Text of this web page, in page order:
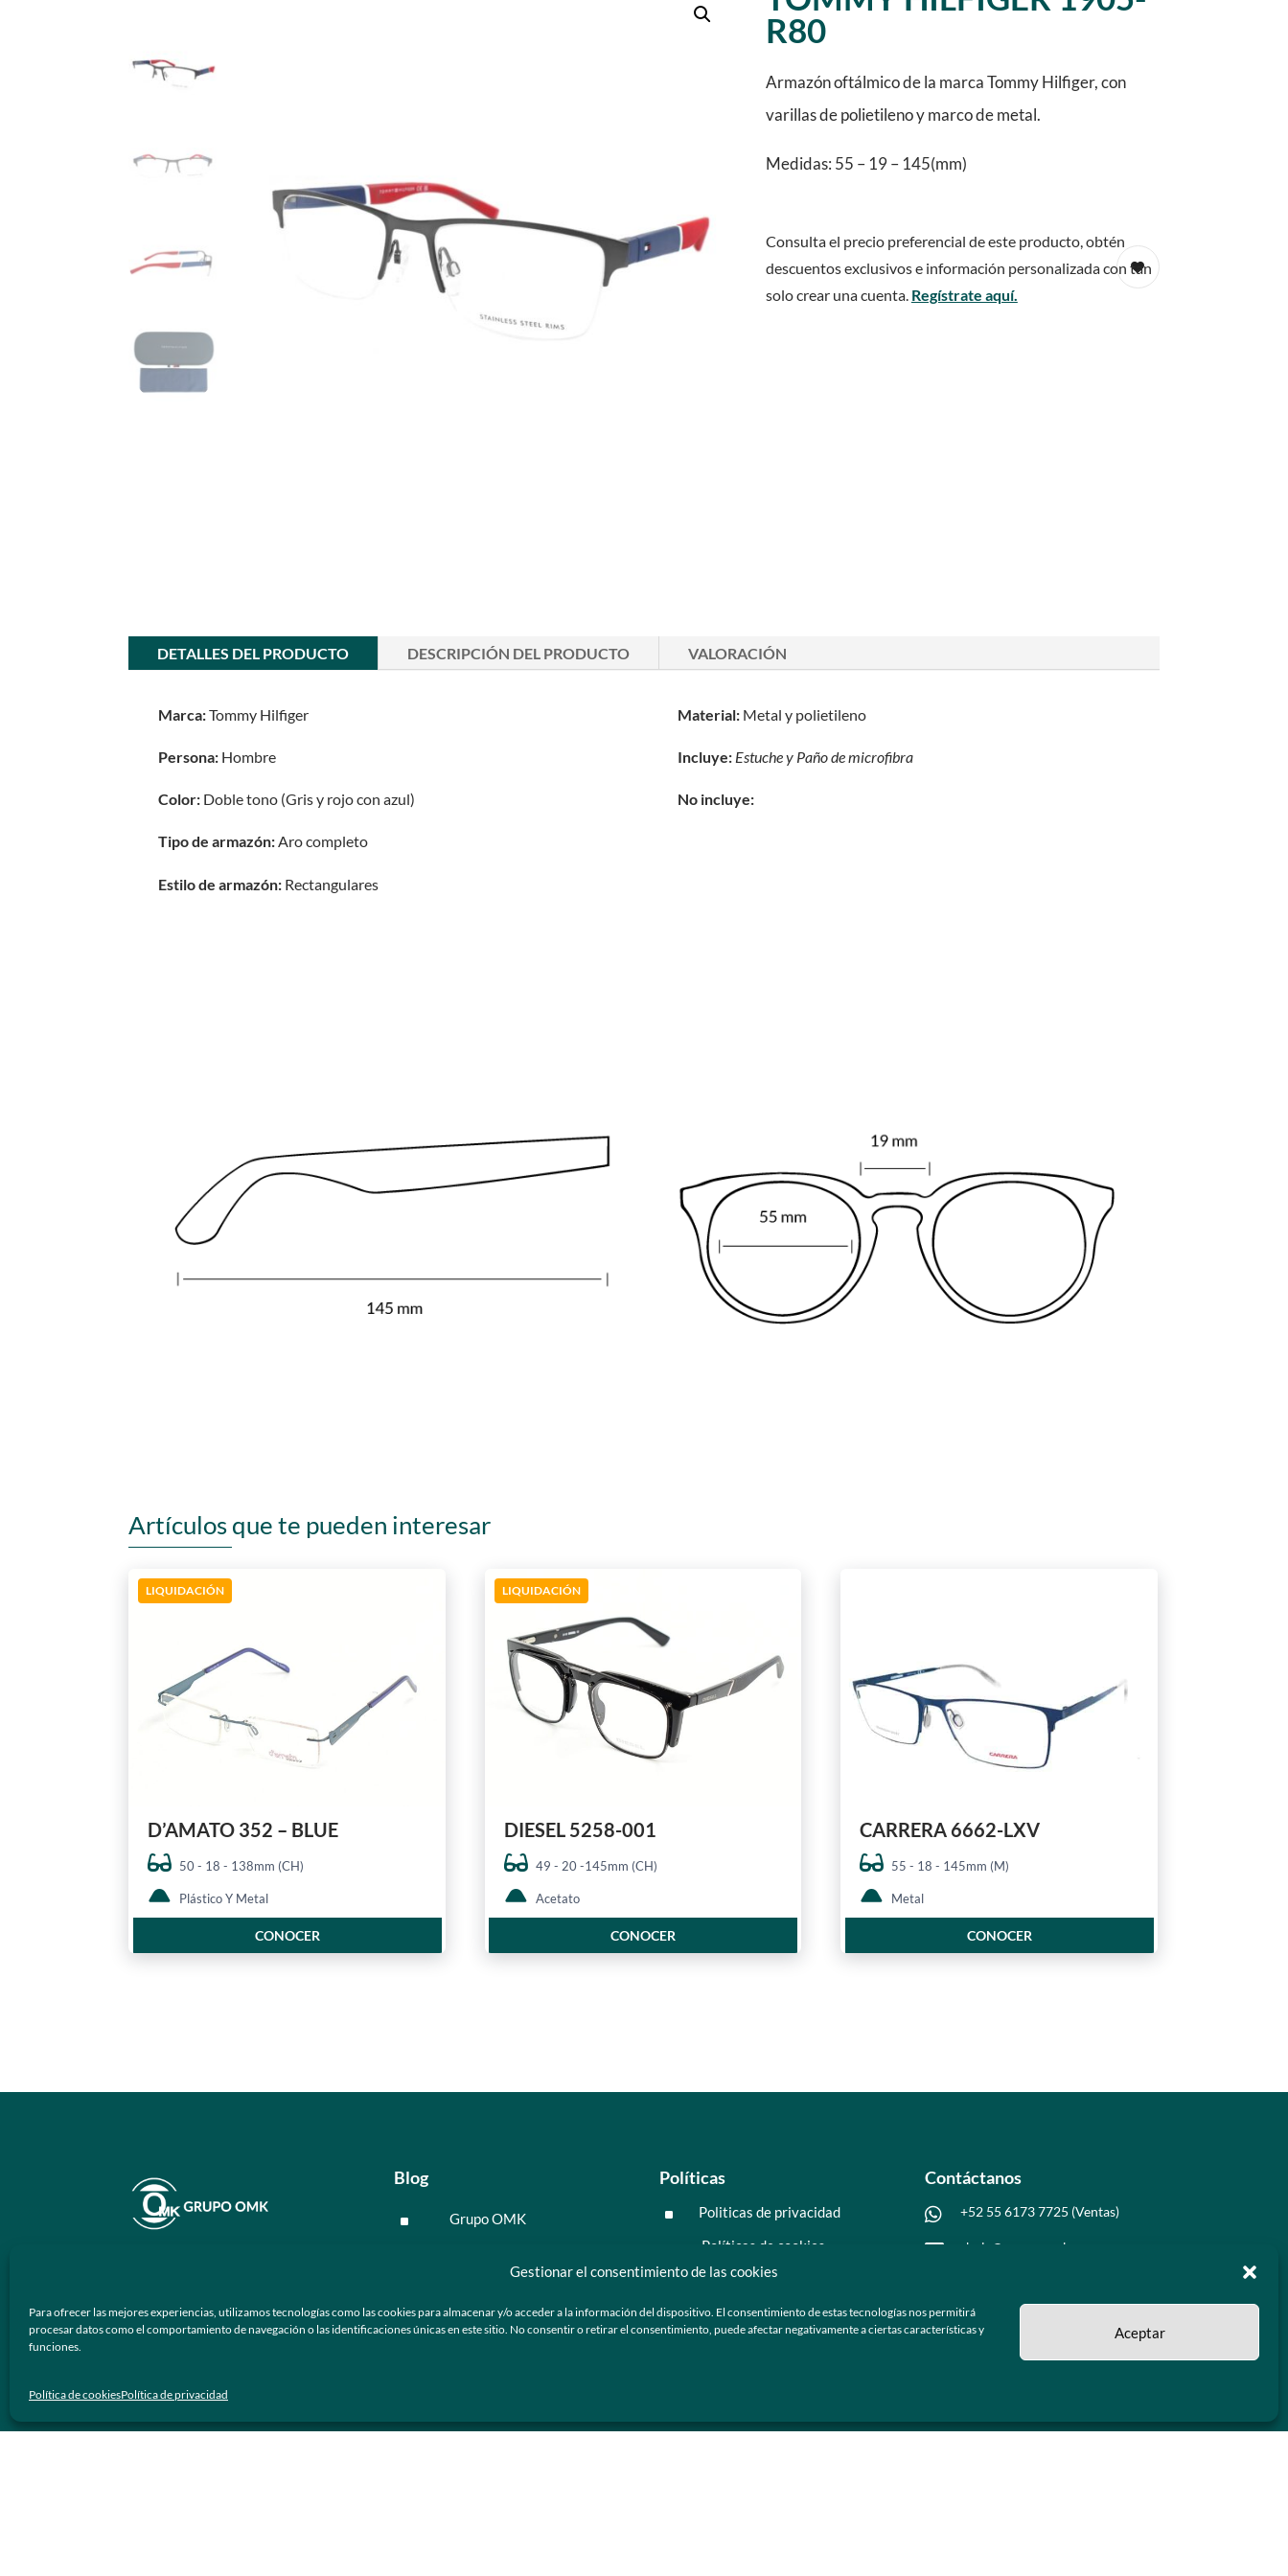
Gestionar el consentimiento de las cookies
Para ofrecer las mejores experiencias, utilizamos tecnologías como las cookies para almacenar y/o acceder a la información del dispositivo. El consentimiento de estas tecnologías nos permitirá
procesar datos como el comportamiento de navegación o las identificaciones únicas en este sitio. No consentir o retirar el consentimiento, puede afectar negativamente a ciertas características y
funciones.
Aceptar
Política de cookiesPolítica de privacidad
R80
Armazón oftálmico de la marca Tommy Hilfiger, con
varillas de polietileno y marco de metal.
Medidas: 55 – 19 – 145(mm)
Consulta el precio preferencial de este producto, obtén
descuentos exclusivos e información personalizada con tan
solo crear una cuenta. Regístrate aquí.
DETALLES DEL PRODUCTO DESCRIPCIÓN DEL PRODUCTO VALORACIÓN
Marca:Tommy Hilfiger Material: Metal y polietileno
Persona: Hombre Incluye: Estuche y Paño de microfibra
Color: Doble tono (Gris y rojo con azul) No incluye:
Tipo de armazón:Aro completo
Estilo de armazón: Rectangulares
Artículos que te pueden interesar
LIQUIDACIÓN
D’AMATO 352 – BLUE
50 - 18 - 138mm (CH)
Plástico Y Metal
CONOCER
LIQUIDACIÓN
DIESEL 5258-001
49 - 20 -145mm (CH)
Acetato
CONOCER
CARRERA 6662-LXV
55 - 18 - 145mm (M)
Metal
CONOCER
ópticos y lentes de sol de calidad y
prestigio a los negocios ópticos en
Blog
^ Grupo OMK
^ Tecnología
Políticas
^ Politicas de privacidad
Políticas de cookies
Preguntas frecuentes
Contáctanos
 +52 55 6173 7725 (Ventas)
 hola@grupo-omk.com